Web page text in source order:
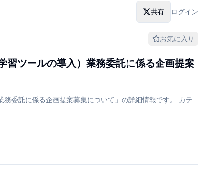
共有 ログイン
お気に入り
習ツールの導入）業務委託に係る企画提案
委託に係る企画提案募集について」の詳細情報です。 カテ